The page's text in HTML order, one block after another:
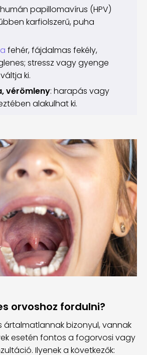
papillomavírus (HPV)
karfiolszerű, puha
fehér, fájdalmas fekély,
stressz vagy gyenge
ki.
vérömleny: harapás vagy
alakulhat ki.
orvoshoz fordulni?
ártalmatlannak bizonyul, vannak
esetén fontos a fogorvosi vagy
Ilyenek a következők: